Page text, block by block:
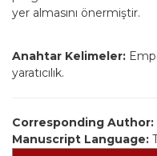
yer almasını önermiştir.
Anahtar Kelimeler:
yaratıcılık.
Corresponding Author:
Manuscript Language: